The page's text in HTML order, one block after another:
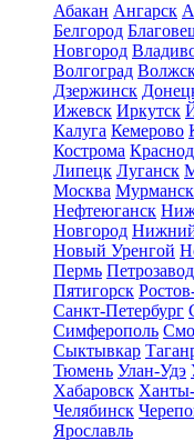
Абакан Ангарск
Белгород
Новгород
Волгоград
Дзержинск
Ижевск Иркутск
Калуга Кемерово
Кострома
Липецк Луганск
Москва Мурманск
Нефтеюганск
Новгород
Новый Уренгой
Пермь
Пятигорск
Санкт-Петербург
Симферополь
Сыктывкар
Тюмень Улан-Удэ
Хабаровск
Челябинск
Ярославль